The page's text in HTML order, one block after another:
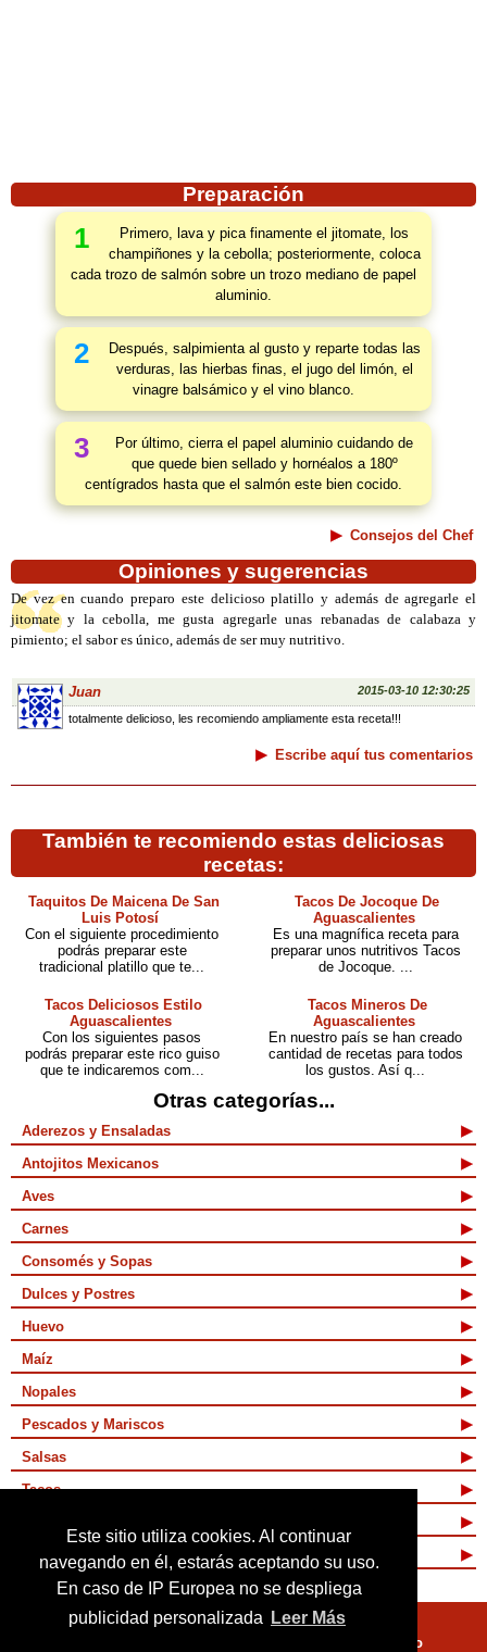
Este sitio utiliza cookies. Al continuar
navegando en él, estarás aceptando su uso.
En caso de IP Europea no se despliega
publicidad personalizada
Leer Más
Preparación
1
Primero, lava y pica finamente el jitomate, los
champiñones y la cebolla; posteriormente, coloca
cada trozo de salmón sobre un trozo mediano de papel
aluminio.
2
Después, salpimienta al gusto y reparte todas las
verduras, las hierbas finas, el jugo del limón, el
vinagre balsámico y el vino blanco.
3
Por último, cierra el papel aluminio cuidando de
que quede bien sellado y hornéalos a 180º
centígrados hasta que el salmón este bien cocido.
Consejos del Chef
Opiniones y sugerencias
De vez en cuando preparo este delicioso platillo y además de agregarle el
jitomate y la cebolla, me gusta agregarle unas rebanadas de calabaza y
pimiento; el sabor es único, además de ser muy nutritivo.
Juan 2015-03-10 12:30:25
totalmente delicioso, les recomiendo ampliamente esta receta!!!
Escribe aquí tus comentarios
También te recomiendo estas deliciosas
recetas:
Taquitos De Maicena De San
Luis Potosí
Con el siguiente procedimiento
podrás preparar este
tradicional platillo que te...
Tacos De Jocoque De
Aguascalientes
Es una magnífica receta para
preparar unos nutritivos Tacos
de Jocoque. ...
Tacos Deliciosos Estilo
Aguascalientes
Con los siguientes pasos
podrás preparar este rico guiso
que te indicaremos com...
Tacos Mineros De
Aguascalientes
En nuestro país se han creado
cantidad de recetas para todos
los gustos. Así q...
Otras categorías...
Aderezos y Ensaladas
Antojitos Mexicanos
Aves
Carnes
Consomés y Sopas
Dulces y Postres
Huevo
Maíz
Nopales
Pescados y Mariscos
Salsas
Tacos
Vegetarianas
Términos de Uso